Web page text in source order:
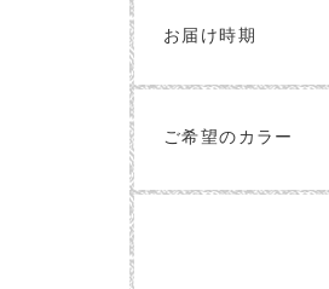
お届け時期
ご希望のカラー